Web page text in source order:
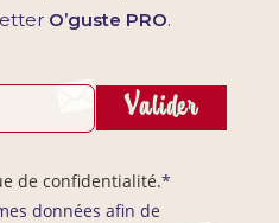
O’guste PRO.
Valider
de confidentialité.*
données afin de